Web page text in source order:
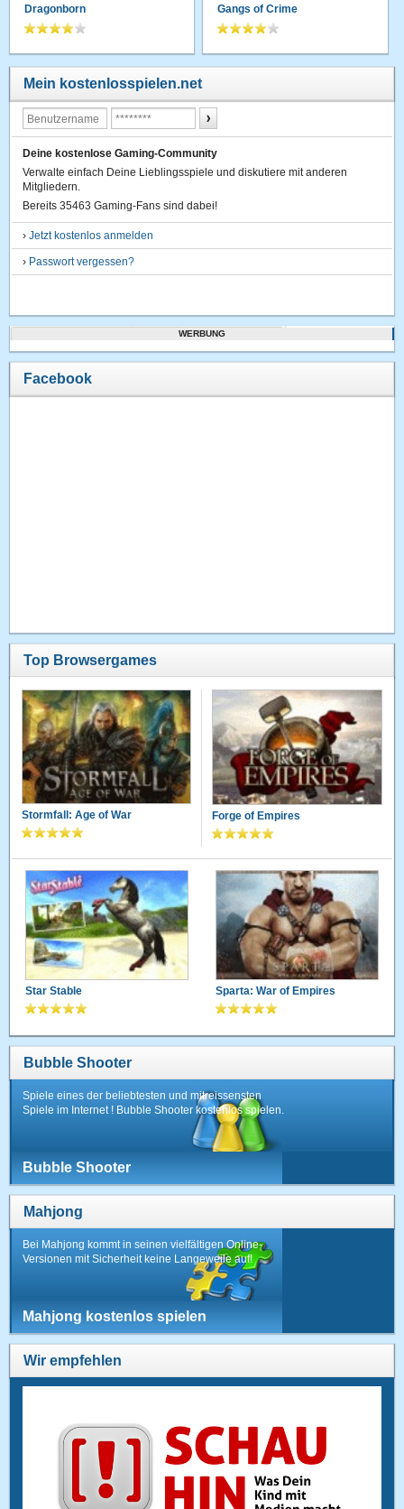
Dragonborn Gangs of Crime
Mein kostenlosspielen.net
Deine kostenlose Gaming-Community
Verwalte einfach Deine Lieblingsspiele und diskutiere mit anderen
Mitgliedern.
Bereits 35463 Gaming-Fans sind dabei!
›Jetzt kostenlos anmelden
› Passwort vergessen?
WERBUNG
Facebook
Top Browsergames
Stormfall: Age of War Forge of Empires
Star Stable Sparta: War of Empires
Bubble Shooter
Spiele eines der beliebtesten und mitreissensten
Spiele im Internet ! Bubble Shooter kostenlos spielen.
Bubble Shooter
Mahjong
Bei Mahjong kommt in seinen vielfältigen Online-
Versionen mit Sicherheit keine Langeweile auf!
Mahjong kostenlos spielen
Wir empfehlen